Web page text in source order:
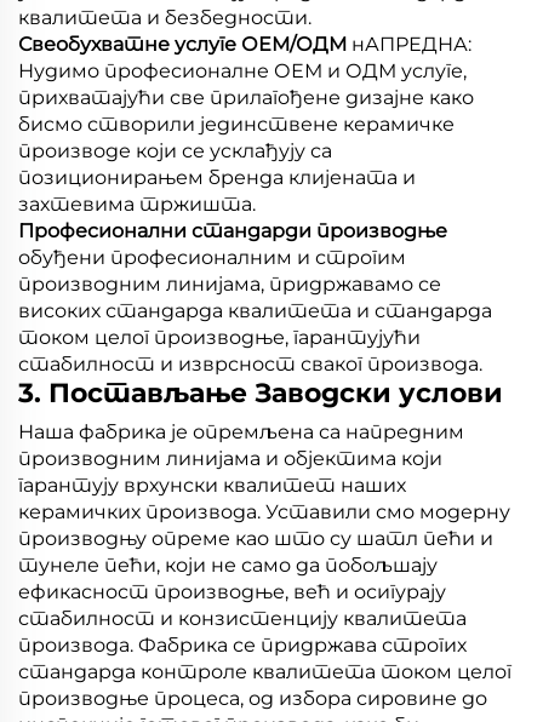
квалитета и безбедности.
Свеобухватне услуге ОЕМ/ОДМ нАПРЕДНА:
Нудимо професионалне ОЕМ и ОДМ услуге,
прихватајући све прилагођене дизајне како
бисмо створили јединствене керамичке
производе који се усклађују са
позиционирањем бренда клијената и
захтевима тржишта.
Професионални стандарди производње
обуђени професионалним и строгим
производним линијама, придржавамо се
високих стандарда квалитета и стандарда
током целог производње, гарантујући
стабилност и изврсност сваког производа.
3. Постављање Заводски услови
Наша фабрика је опремљена са напредним
производним линијама и објектима који
гарантују врхунски квалитет наших
керамичких производа. Уставили смо модерну
производњу опреме као што су шатл пећи и
тунеле пећи, који не само да побољшају
ефикасност производње, већ и осигурају
стабилност и конзистенцију квалитета
производа. Фабрика се придржава строгих
стандарда контроле квалитета током целог
производње процеса, од избора сировине до